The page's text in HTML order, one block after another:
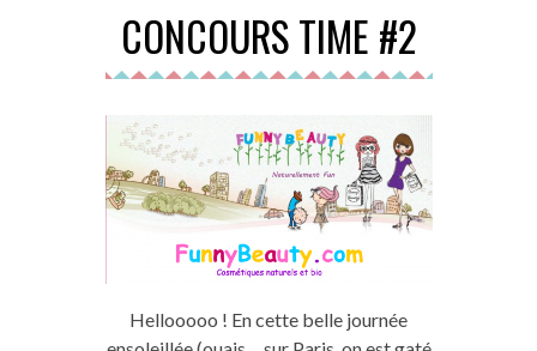
CONCOURS TIME #2
Hellooooo ! En cette belle journée